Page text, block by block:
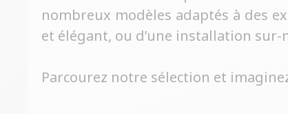
nombreux modèles adaptés à des
et élégant, ou d’une installation
Parcourez notre sélection et